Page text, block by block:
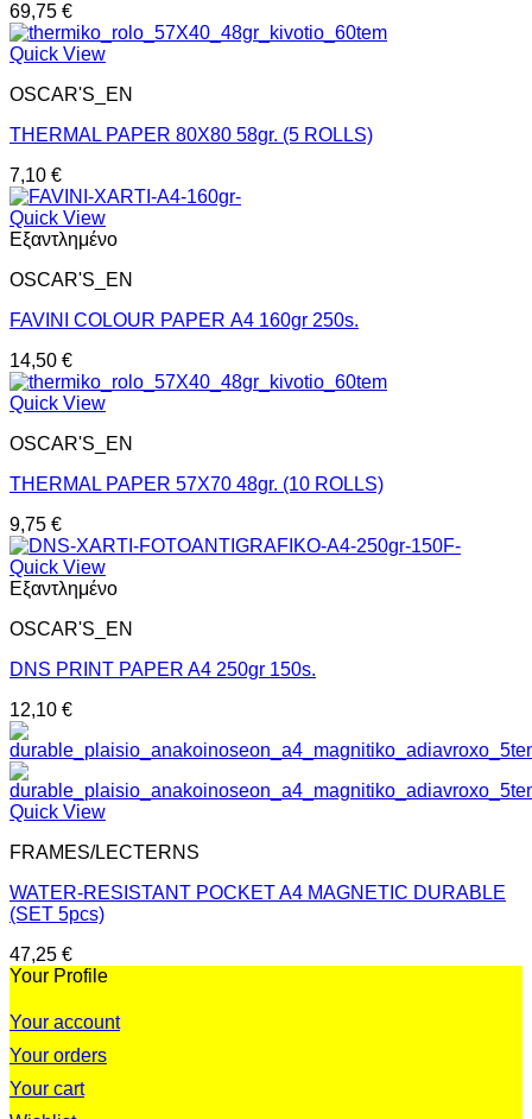
69,75 €
Quick View
OSCAR'S_EN
THERMAL PAPER 80Χ80 58gr. (5 ROLLS)
7,10 €
Quick View
Εξαντλημένο
OSCAR'S_EN
FAVINI COLOUR PAPER Α4 160gr 250s.
14,50 €
Quick View
OSCAR'S_EN
THERMAL PAPER 57Χ70 48gr. (10 ROLLS)
9,75 €
Quick View
Εξαντλημένο
OSCAR'S_EN
DNS PRINT PAPER A4 250gr 150s.
12,10 €
Quick View
FRAMES/LECTERNS
WATER-RESISTANT POCKET A4 MAGNETIC DURABLE
(SET 5pcs)
47,25 €
Your Profile
Your account
Your orders
Your cart